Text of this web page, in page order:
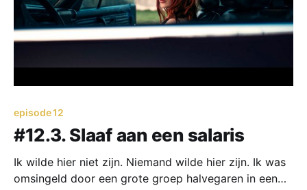
episode 12
#12.3. Slaaf aan een salaris
Ik wilde hier niet zijn. Niemand wilde hier zijn. Ik was
omsingeld door een grote groep halvegaren in een